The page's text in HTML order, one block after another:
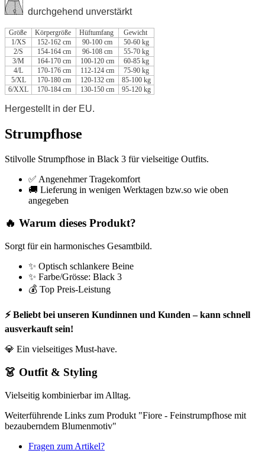
durchgehend unverstärkt
Größe Körpergröße Hüftumfang
Gewicht
1/XS
152-162 cm 90-100 cm
50-60 kg
2/S
154-164 cm 96-108 cm
55-70 kg
3/M
164-170 cm 100-120 cm
60-85 kg
4/L
170-176 cm 112-124 cm
75-90 kg
5/XL
170-180 cm 120-132 cm
85-100 kg
6/XXL
170-184 cm 130-150 cm 95-120 kg
Hergestellt in der EU.
Strumpfhose
Stilvolle Strumpfhose in Black 3 für vielseitige Outfits.
✅ Angenehmer Tragekomfort
🚚 Lieferung in wenigen Werktagen bzw.so wie oben
angegeben
🔥 Warum dieses Produkt?
Sorgt für ein harmonisches Gesamtbild.
✨ Optisch schlankere Beine
✨ Farbe/Grösse: Black 3
💰 Top Preis-Leistung
⚡ Beliebt bei unseren Kundinnen und Kunden – kann schnell
ausverkauft sein!
💎 Ein vielseitiges Must-have.
👗 Outfit & Styling
Vielseitig kombinierbar im Alltag.
Weiterführende Links zum Produkt "Fiore - Feinstrumpfhose mit
bezauberndem Blumenmotiv"
Fragen zum Artikel?